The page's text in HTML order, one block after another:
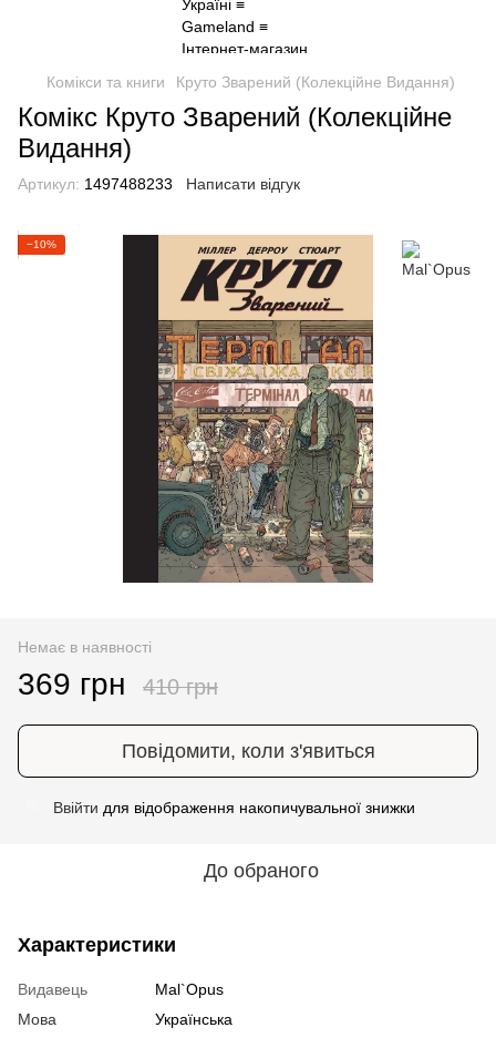
Комікси та книги Круто Зварений (Колекційне Видання)
Комікс Круто Зварений (Колекційне
Видання)
Артикул: 1497488233 Написати відгук
−10%
Немає в наявності
369 грн 410 грн
Повідомити, коли з'явиться
Ввійти для відображення накопичувальної знижки
До обраного
Характеристики
Видавець
Mal`Opus
Мова
Українська